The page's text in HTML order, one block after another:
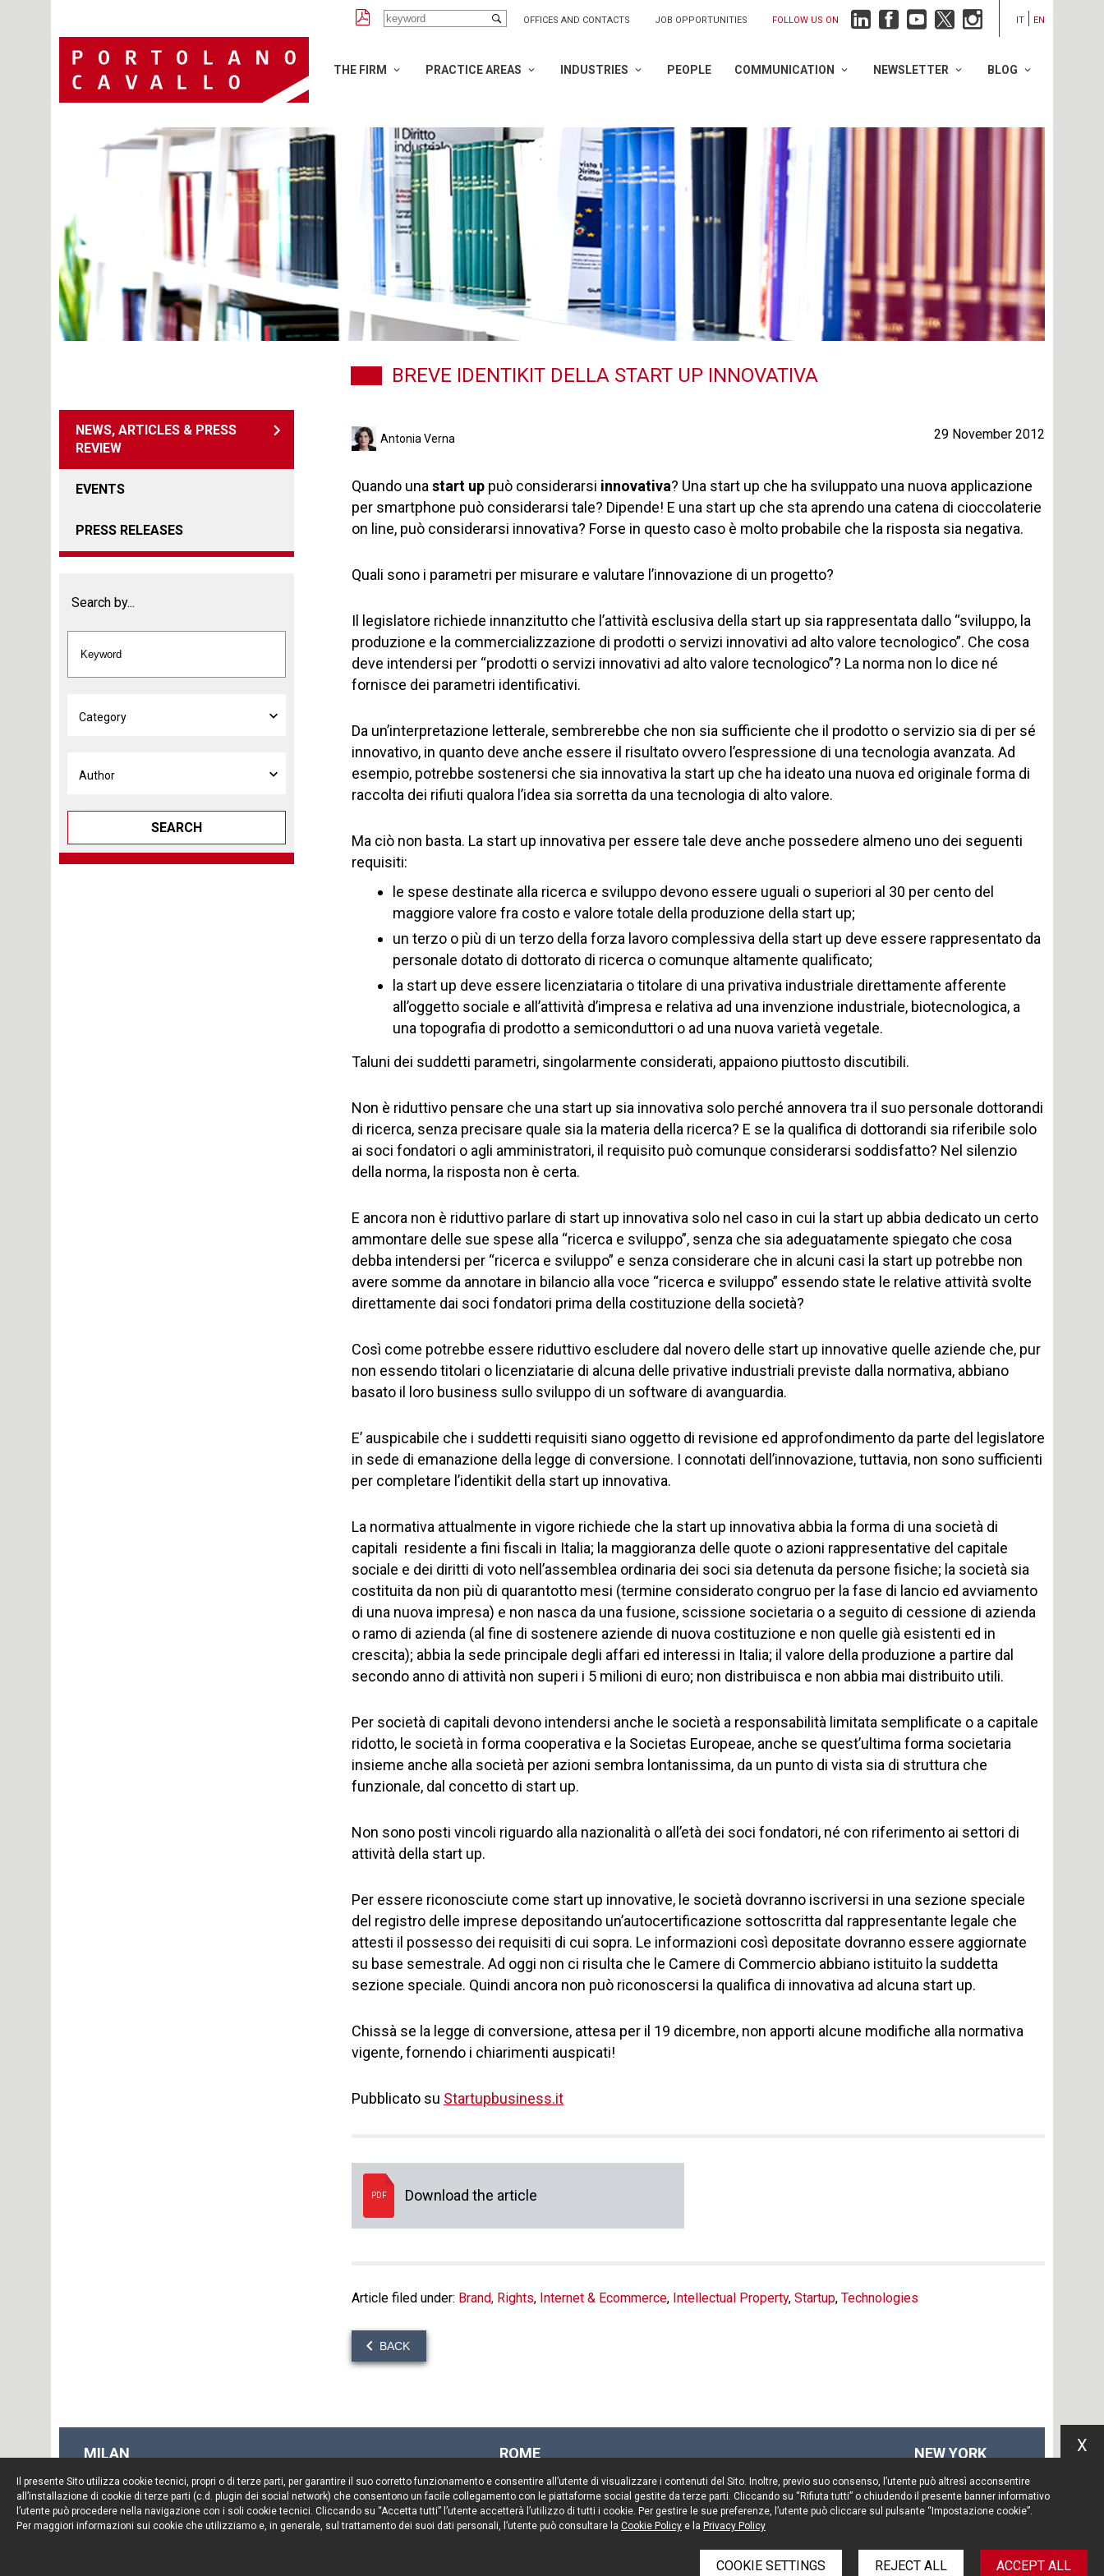
OFFICES AND CONTACTS JOB OPPORTUNITIES FOLLOW US ON IT EN
THE FIRM PRACTICE AREAS INDUSTRIES PEOPLE COMMUNICATION NEWSLETTER BLOG
BREVE IDENTIKIT DELLA START UP INNOVATIVA
NEWS, ARTICLES & PRESS
REVIEW
EVENTS
PRESS RELEASES
Search by...
SEARCH
Antonia Verna 29 November 2012
Quando una start up può considerarsi innovativa? Una start up che ha sviluppato una nuova applicazione
per smartphone può considerarsi tale? Dipende! E una start up che sta aprendo una catena di cioccolaterie
on line, può considerarsi innovativa? Forse in questo caso è molto probabile che la risposta sia negativa.
Quali sono i parametri per misurare e valutare l’innovazione di un progetto?
Il legislatore richiede innanzitutto che l’attività esclusiva della start up sia rappresentata dallo “sviluppo, la
produzione e la commercializzazione di prodotti o servizi innovativi ad alto valore tecnologico”. Che cosa
deve intendersi per “prodotti o servizi innovativi ad alto valore tecnologico”? La norma non lo dice né
fornisce dei parametri identificativi.
Da un’interpretazione letterale, sembrerebbe che non sia sufficiente che il prodotto o servizio sia di per sé
innovativo, in quanto deve anche essere il risultato ovvero l’espressione di una tecnologia avanzata. Ad
esempio, potrebbe sostenersi che sia innovativa la start up che ha ideato una nuova ed originale forma di
raccolta dei rifiuti qualora l’idea sia sorretta da una tecnologia di alto valore.
Ma ciò non basta. La start up innovativa per essere tale deve anche possedere almeno uno dei seguenti
requisiti:
le spese destinate alla ricerca e sviluppo devono essere uguali o superiori al 30 per cento del
maggiore valore fra costo e valore totale della produzione della start up;
un terzo o più di un terzo della forza lavoro complessiva della start up deve essere rappresentato da
personale dotato di dottorato di ricerca o comunque altamente qualificato;
la start up deve essere licenziataria o titolare di una privativa industriale direttamente afferente
all’oggetto sociale e all’attività d’impresa e relativa ad una invenzione industriale, biotecnologica, a
una topografia di prodotto a semiconduttori o ad una nuova varietà vegetale.
Taluni dei suddetti parametri, singolarmente considerati, appaiono piuttosto discutibili.
Non è riduttivo pensare che una start up sia innovativa solo perché annovera tra il suo personale dottorandi
di ricerca, senza precisare quale sia la materia della ricerca? E se la qualifica di dottorandi sia riferibile solo
ai soci fondatori o agli amministratori, il requisito può comunque considerarsi soddisfatto? Nel silenzio
della norma, la risposta non è certa.
E ancora non è riduttivo parlare di start up innovativa solo nel caso in cui la start up abbia dedicato un certo
ammontare delle sue spese alla “ricerca e sviluppo”, senza che sia adeguatamente spiegato che cosa
debba intendersi per “ricerca e sviluppo” e senza considerare che in alcuni casi la start up potrebbe non
avere somme da annotare in bilancio alla voce “ricerca e sviluppo” essendo state le relative attività svolte
direttamente dai soci fondatori prima della costituzione della società?
Così come potrebbe essere riduttivo escludere dal novero delle start up innovative quelle aziende che, pur
non essendo titolari o licenziatarie di alcuna delle privative industriali previste dalla normativa, abbiano
basato il loro business sullo sviluppo di un software di avanguardia.
E’ auspicabile che i suddetti requisiti siano oggetto di revisione ed approfondimento da parte del legislatore
in sede di emanazione della legge di conversione. I connotati dell’innovazione, tuttavia, non sono sufficienti
per completare l’identikit della start up innovativa.
La normativa attualmente in vigore richiede che la start up innovativa abbia la forma di una società di
capitali residente a fini fiscali in Italia; la maggioranza delle quote o azioni rappresentative del capitale
sociale e dei diritti di voto nell’assemblea ordinaria dei soci sia detenuta da persone fisiche; la società sia
costituita da non più di quarantotto mesi (termine considerato congruo per la fase di lancio ed avviamento
di una nuova impresa) e non nasca da una fusione, scissione societaria o a seguito di cessione di azienda
o ramo di azienda (al fine di sostenere aziende di nuova costituzione e non quelle già esistenti ed in
crescita); abbia la sede principale degli affari ed interessi in Italia; il valore della produzione a partire dal
secondo anno di attività non superi i 5 milioni di euro; non distribuisca e non abbia mai distribuito utili.
Per società di capitali devono intendersi anche le società a responsabilità limitata semplificate o a capitale
ridotto, le società in forma cooperativa e la Societas Europeae, anche se quest’ultima forma societaria
insieme anche alla società per azioni sembra lontanissima, da un punto di vista sia di struttura che
funzionale, dal concetto di start up.
Non sono posti vincoli riguardo alla nazionalità o all’età dei soci fondatori, né con riferimento ai settori di
attività della start up.
Per essere riconosciute come start up innovative, le società dovranno iscriversi in una sezione speciale
del registro delle imprese depositando un’autocertificazione sottoscritta dal rappresentante legale che
attesti il possesso dei requisiti di cui sopra. Le informazioni così depositate dovranno essere aggiornate
su base semestrale. Ad oggi non ci risulta che le Camere di Commercio abbiano istituito la suddetta
sezione speciale. Quindi ancora non può riconoscersi la qualifica di innovativa ad alcuna start up.
Chissà se la legge di conversione, attesa per il 19 dicembre, non apporti alcune modifiche alla normativa
vigente, fornendo i chiarimenti auspicati!
Pubblicato su Startupbusiness.it
PDF Download the article
Article filed under: Brand, Rights, Internet & Ecommerce, Intellectual Property, Startup, Technologies
BACK
MILAN
20123 Milan
Tel. +39 02 722341
Fax. +39 02 72234545
ROME
00187 Rome
Tel. +39 06 696661
Fax. +39 06 69666544
NEW YORK
14th floor
New York, NY 10017
Il presente Sito utilizza cookie tecnici, propri o di terze parti, per garantire il suo corretto funzionamento e consentire all’utente di visualizzare i contenuti del Sito. Inoltre, previo suo consenso, l’utente può altresì acconsentire
all’installazione di cookie di terze parti (c.d. plugin dei social network) che consentono un facile collegamento con le piattaforme social gestite da terze parti. Cliccando su “Rifiuta tutti” o chiudendo il presente banner informativo
l’utente può procedere nella navigazione con i soli cookie tecnici. Cliccando su “Accetta tutti” l’utente accetterà l’utilizzo di tutti i cookie. Per gestire le sue preferenze, l’utente può cliccare sul pulsante “Impostazione cookie”.
Per maggiori informazioni sui cookie che utilizziamo e, in generale, sul trattamento dei suoi dati personali, l’utente può consultare la Cookie Policy e la Privacy Policy
COOKIE SETTINGS REJECT ALL ACCEPT ALL
X